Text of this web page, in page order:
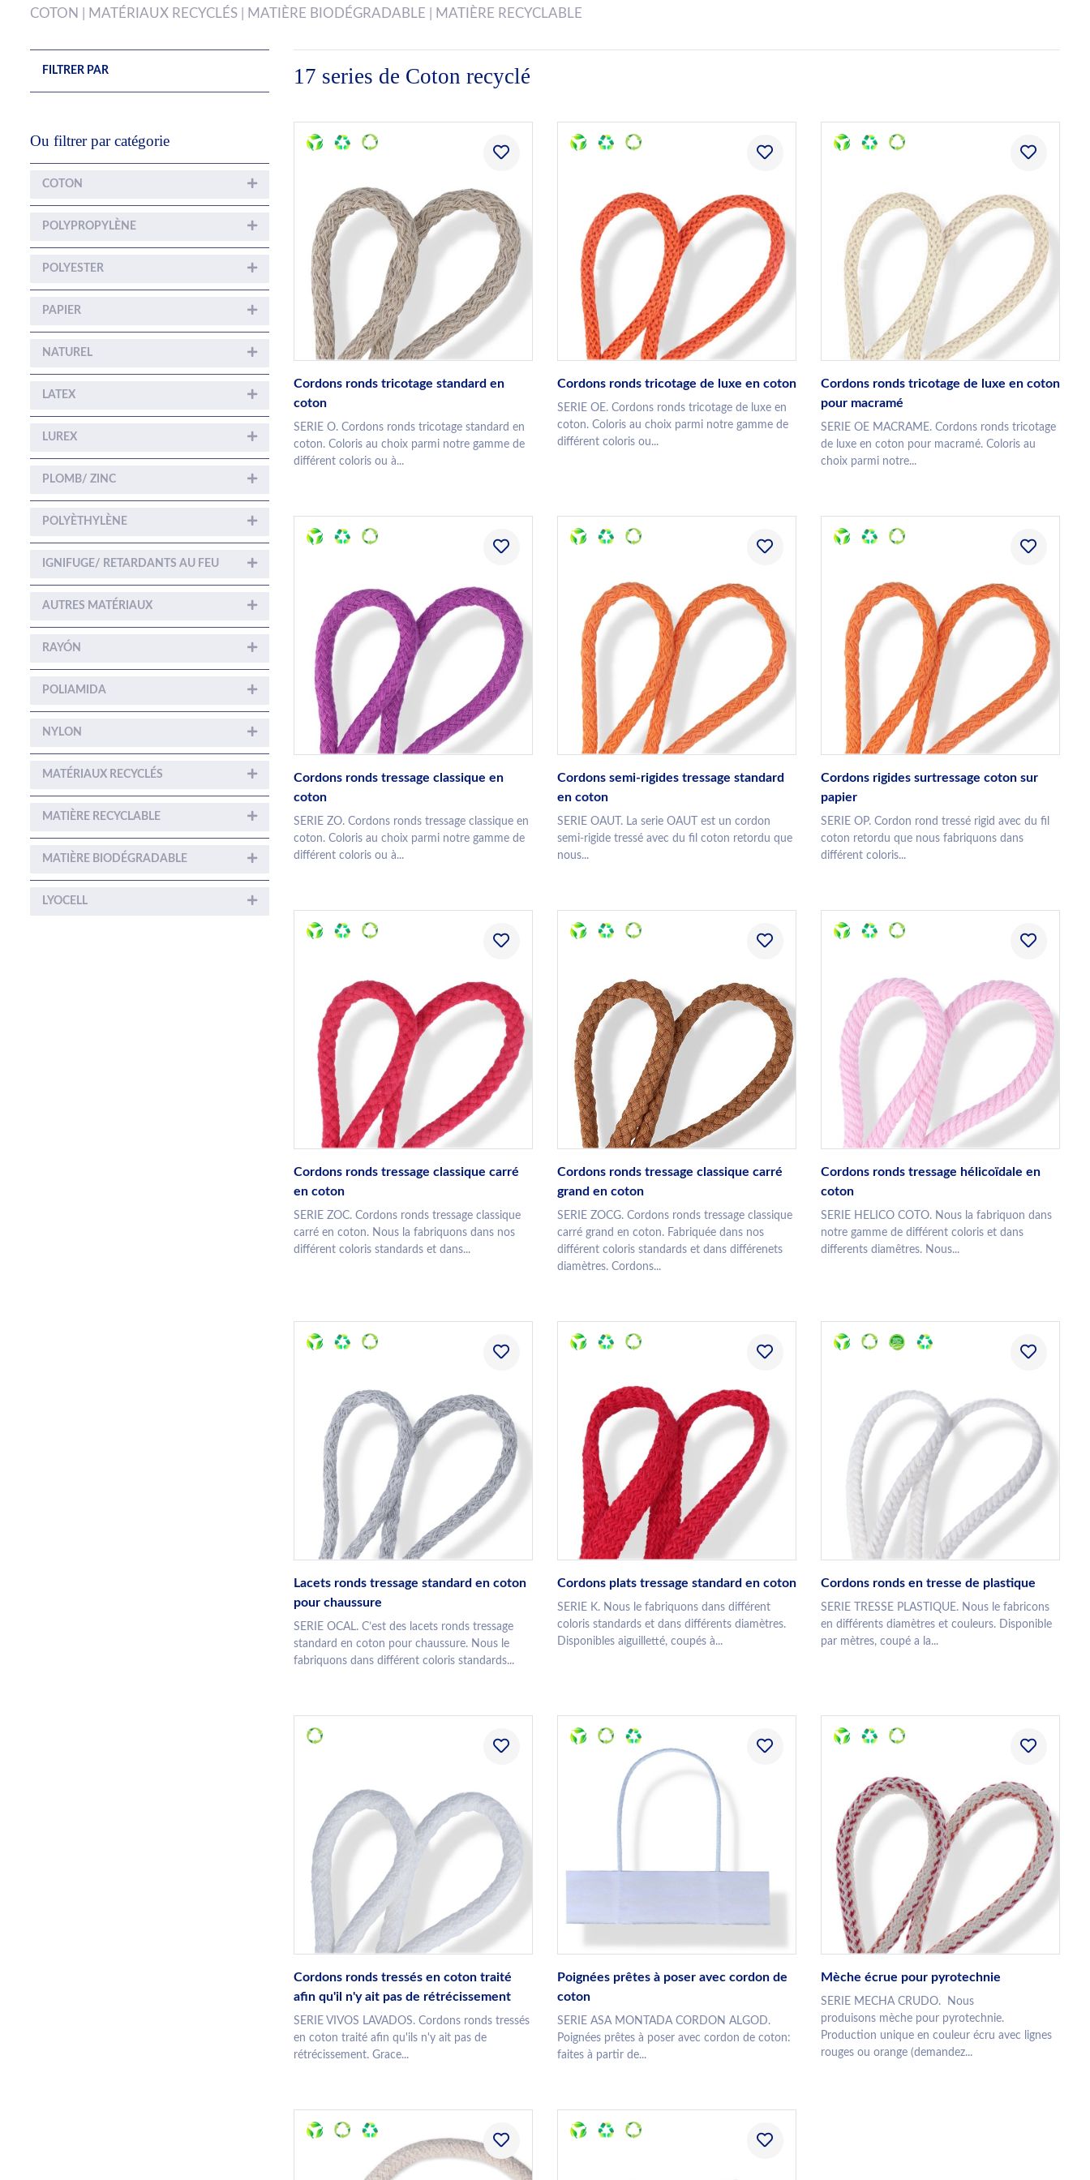
COTON | MATÉRIAUX RECYCLÉS | MATIÈRE BIODÉGRADABLE | MATIÈRE RECYCLABLE
FILTRER PAR
Ou filtrer par catégorie
COTON
POLYPROPYLÈNE
POLYESTER
PAPIER
NATUREL
LATEX
LUREX
PLOMB/ ZINC
POLYÈTHYLÈNE
IGNIFUGE/ RETARDANTS AU FEU
AUTRES MATÉRIAUX
RAYÓN
POLIAMIDA
NYLON
MATÉRIAUX RECYCLÉS
MATIÈRE RECYCLABLE
MATIÈRE BIODÉGRADABLE
LYOCELL
17 series de Coton recyclé
Cordons ronds tricotage standard en
coton
SERIE O. Cordons ronds tricotage standard en
coton. Coloris au choix parmi notre gamme de
différent coloris ou à...
Cordons ronds tricotage de luxe en coton
SERIE OE. Cordons ronds tricotage de luxe en
coton. Coloris au choix parmi notre gamme de
différent coloris ou...
Cordons ronds tricotage de luxe en coton
pour macramé
SERIE OE MACRAME. Cordons ronds tricotage
de luxe en coton pour macramé. Coloris au
choix parmi notre...
Cordons ronds tressage classique en
coton
SERIE ZO. Cordons ronds tressage classique en
coton. Coloris au choix parmi notre gamme de
différent coloris ou à...
Cordons semi-rigides tressage standard
en coton
SERIE OAUT. La serie OAUT est un cordon
semi-rigide tressé avec du fil coton retordu que
nous...
Cordons rigides surtressage coton sur
papier
SERIE OP. Cordon rond tressé rigid avec du fil
coton retordu que nous fabriquons dans
différent coloris...
Cordons ronds tressage classique carré
en coton
SERIE ZOC. Cordons ronds tressage classique
carré en coton. Nous la fabriquons dans nos
différent coloris standards et dans...
Cordons ronds tressage classique carré
grand en coton
SERIE ZOCG. Cordons ronds tressage classique
carré grand en coton. Fabriquée dans nos
différent coloris standards et dans différenets
diamètres. Cordons...
Cordons ronds tressage hélicoïdale en
coton
SERIE HELICO COTO. Nous la fabriquon dans
notre gamme de différent coloris et dans
differents diamêtres. Nous...
Lacets ronds tressage standard en coton
pour chaussure
SERIE OCAL. C’est des lacets ronds tressage
standard en coton pour chaussure. Nous le
fabriquons dans différent coloris standards...
Cordons plats tressage standard en coton
SERIE K. Nous le fabriquons dans différent
coloris standards et dans différents diamètres.
Disponibles aiguilletté, coupés à...
Cordons ronds en tresse de plastique
SERIE TRESSE PLASTIQUE. Nous le fabricons
en différents diamètres et couleurs. Disponible
par mètres, coupé a la...
Cordons ronds tressés en coton traité
afin qu'il n'y ait pas de rétrécissement
SERIE VIVOS LAVADOS. Cordons ronds tressés
en coton traité afin qu'ils n'y ait pas de
rétrécissement. Grace...
Poignées prêtes à poser avec cordon de
coton
SERIE ASA MONTADA CORDON ALGOD.
Poignées prêtes à poser avec cordon de coton:
faites à partir de...
Mèche écrue pour pyrotechnie
SERIE MECHA CRUDO. Nous
produisons mèche pour pyrotechnie.
Production unique en couleur écru avec lignes
rouges ou orange (demandez...